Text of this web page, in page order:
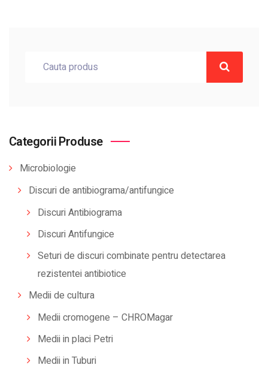
Categorii Produse
Microbiologie
Discuri de antibiograma/antifungice
Discuri Antibiograma
Discuri Antifungice
Seturi de discuri combinate pentru detectarea
rezistentei antibiotice
Medii de cultura
Medii cromogene – CHROMagar
Medii in placi Petri
Medii in Tuburi